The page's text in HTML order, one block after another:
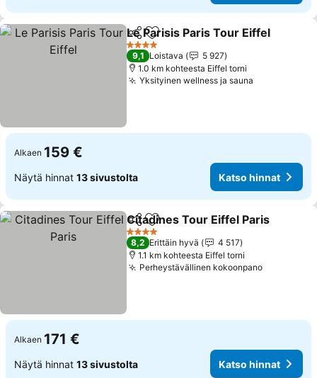
Jaa Lisää suosikkeihin
Le Parisis Paris Tour Eiffel
4 Tähtiluokitus
9,1 Loistava
5 927
1.0 km kohteesta Eiffel torni
Yksityinen wellness ja sauna
Alkaen 159 €
Näytä hinnat 13 sivustolta Katso hinnat
Jaa Lisää suosikkeihin
Citadines Tour Eiffel Paris
4 Tähtiluokitus
8,2 Erittäin hyvä
4 517
1.1 km kohteesta Eiffel torni
Perheystävällinen kokoonpano
Alkaen 171 €
Näytä hinnat 13 sivustolta Katso hinnat